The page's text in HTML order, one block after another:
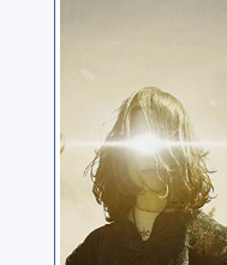
Bérard, Thibault